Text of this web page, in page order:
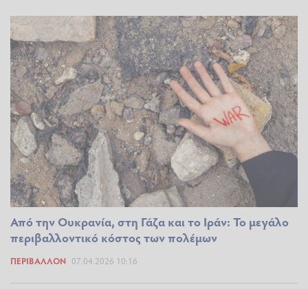
Από την Ουκρανία, στη Γάζα και το Ιράν: Το μεγάλο
περιβαλλοντικό κόστος των πολέμων
ΠΕΡΙΒΆΛΛΟΝ 07.04.2026 10:16